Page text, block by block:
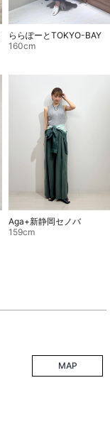
ららぽーとTOKYO-BAY
160cm
Aga+新静岡セノバ
159cm
MAP